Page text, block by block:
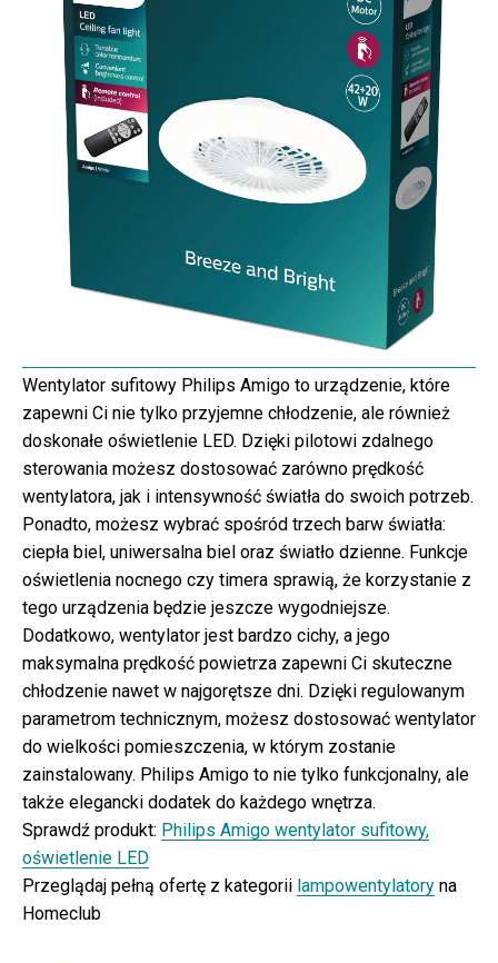
Wentylator sufitowy Philips Amigo to urządzenie, które
zapewni Ci nie tylko przyjemne chłodzenie, ale również
doskonałe oświetlenie LED. Dzięki pilotowi zdalnego
sterowania możesz dostosować zarówno prędkość
wentylatora, jak i intensywność światła do swoich potrzeb.
Ponadto, możesz wybrać spośród trzech barw światła:
ciepła biel, uniwersalna biel oraz światło dzienne. Funkcje
oświetlenia nocnego czy timera sprawią, że korzystanie z
tego urządzenia będzie jeszcze wygodniejsze.
Dodatkowo, wentylator jest bardzo cichy, a jego
maksymalna prędkość powietrza zapewni Ci skuteczne
chłodzenie nawet w najgorętsze dni. Dzięki regulowanym
parametrom technicznym, możesz dostosować wentylator
do wielkości pomieszczenia, w którym zostanie
zainstalowany. Philips Amigo to nie tylko funkcjonalny, ale
także elegancki dodatek do każdego wnętrza.
Sprawdź produkt: Philips Amigo wentylator sufitowy,
oświetlenie LED
Przeglądaj pełną ofertę z kategorii lampowentylatory na
Homeclub